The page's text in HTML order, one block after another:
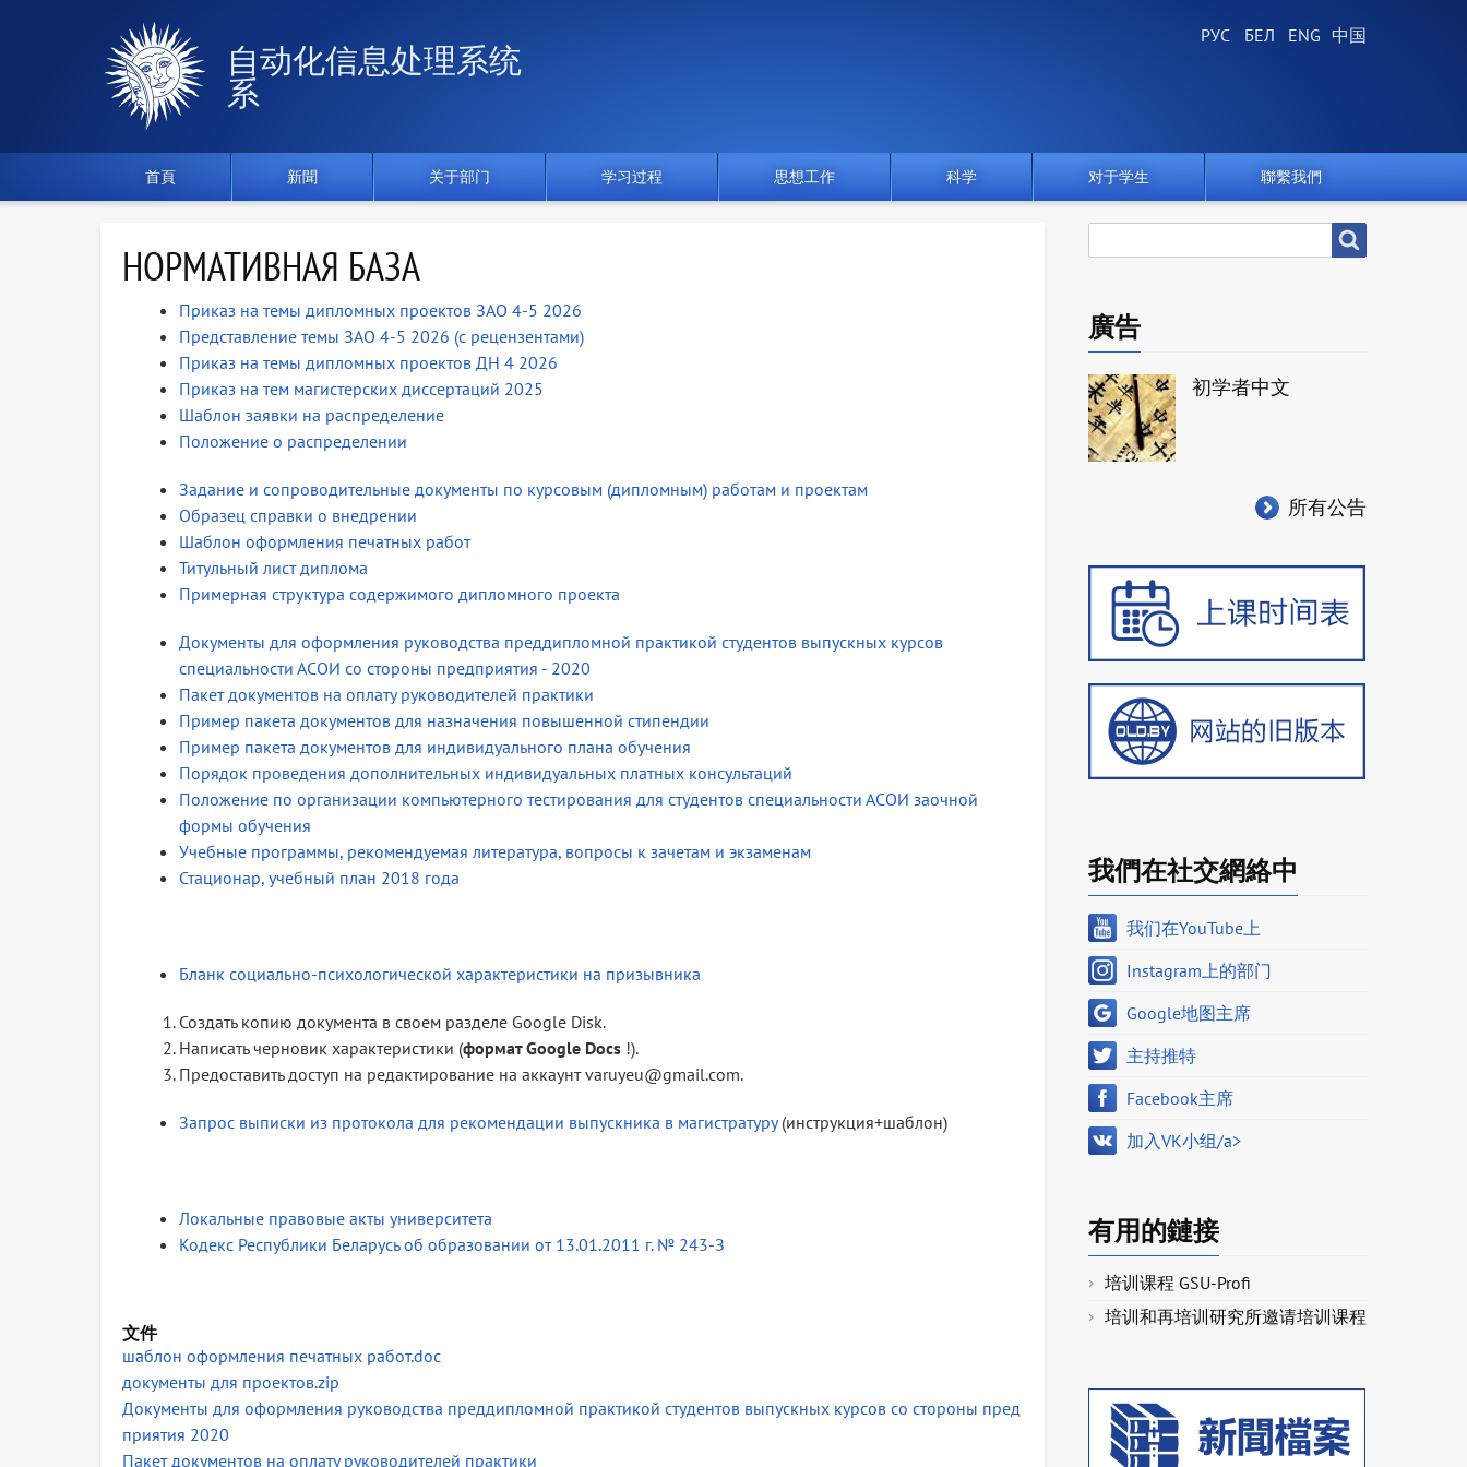
自动化信息处理系统
系
首頁 新聞 关于部门 学习过程 思想工作 科学 对于学生 聯繫我們
НОРМАТИВНАЯ БАЗА
Приказ на темы дипломных проектов ЗАО 4-5 2026
Представление темы ЗАО 4-5 2026 (с рецензентами)
Приказ на темы дипломных проектов ДН 4 2026
Приказ на тем магистерских диссертаций 2025
Шаблон заявки на распределение
Положение о распределении
Задание и сопроводительные документы по курсовым (дипломным) работам и проектам
Образец справки о внедрении
Шаблон оформления печатных работ
Титульный лист диплома
Примерная структура содержимого дипломного проекта
Документы для оформления руководства преддипломной практикой студентов выпускных курсов
специальности АСОИ со стороны предприятия - 2020
Пакет документов на оплату руководителей практики
Пример пакета документов для назначения повышенной стипендии
Пример пакета документов для индивидуального плана обучения
Порядок проведения дополнительных индивидуальных платных консультаций
Положение по организации компьютерного тестирования для студентов специальности АСОИ заочной
формы обучения
Учебные программы, рекомендуемая литература, вопросы к зачетам и экзаменам
Стационар, учебный план 2018 года
Бланк социально-психологической характеристики на призывника
Создать копию документа в своем разделе Google Disk.
Написать черновик характеристики (формат Google Docs !).
Предоставить доступ на редактирование на аккаунт varuyeu@gmail.com.
Запрос выписки из протокола для рекомендации выпускника в магистратуру(инструкция+шаблон)
Локальные правовые акты университета
Кодекс Республики Беларусь об образовании от 13.01.2011 г. № 243-З
文件
шаблон оформления печатных работ.doc
документы для проектов.zip
Документы для оформления руководства преддипломной практикой студентов выпускных курсов со стороны пред
приятия 2020
Пакет документов на оплату руководителей практики
尋
廣告
初学者中文
所有公告
我們在社交網絡中
我们在YouTube上
Instagram上的部门
Google地图主席
主持推特
Facebook主席
加入VK小组/a>
有用的鏈接
培训课程 GSU-Profi
培训和再培训研究所邀请培训课程